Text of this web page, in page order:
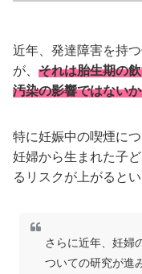
近年、発達障害を持
が、 それは胎生期の
汚染の影響ではない
特に妊娠中の喫煙に
妊婦から生まれた子
るリスクが上がると
さらに近年、妊婦
ついての研究が進